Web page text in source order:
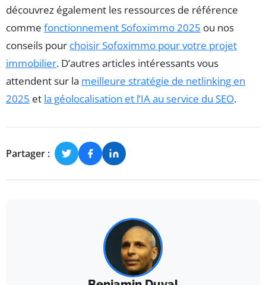
découvrez également les ressources de référence
comme fonctionnement Sofoximmo 2025 ou nos
conseils pour choisir Sofoximmo pour votre projet
immobilier. D’autres articles intéressants vous
attendent sur la meilleure stratégie de netlinking en
2025 et la géolocalisation et l’IA au service du SEO.
Partager :